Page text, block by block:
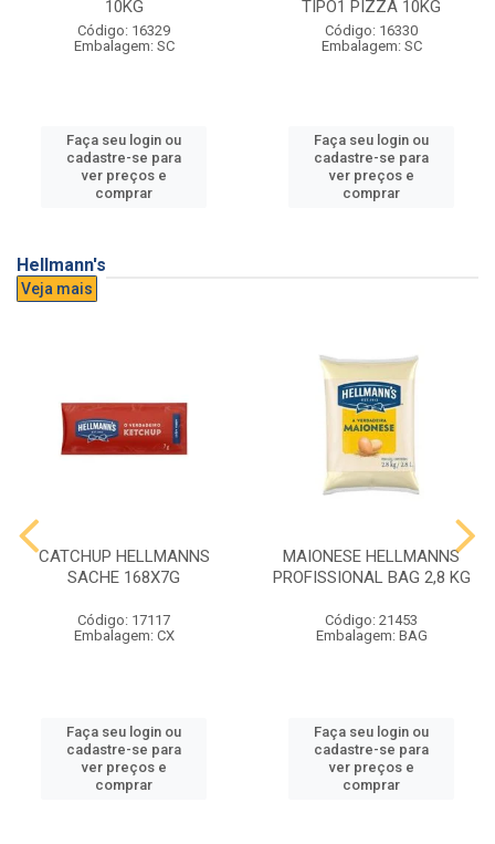
10KG
Código: 16329
Embalagem: SC
Faça seu login ou
cadastre-se para
ver preços e
comprar
TIPO1 PIZZA 10KG
Código: 16330
Embalagem: SC
Faça seu login ou
cadastre-se para
ver preços e
comprar
Hellmann's
Veja mais
CATCHUP HELLMANNS
SACHE 168X7G
Código: 17117
Embalagem: CX
Faça seu login ou
cadastre-se para
ver preços e
comprar
MAIONESE HELLMANNS
PROFISSIONAL BAG 2,8 KG
Código: 21453
Embalagem: BAG
Faça seu login ou
cadastre-se para
ver preços e
comprar